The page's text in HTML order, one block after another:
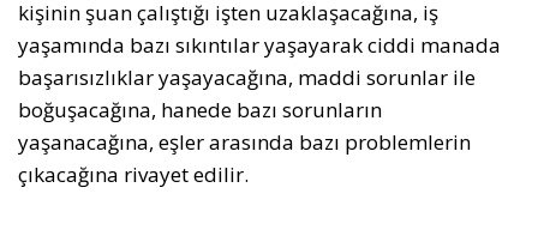
kişinin şuan çalıştığı işten uzaklaşacağına, iş
yaşamında bazı sıkıntılar yaşayarak ciddi manada
başarısızlıklar yaşayacağına, maddi sorunlar ile
boğuşacağına, hanede bazı sorunların
yaşanacağına, eşler arasında bazı problemlerin
çıkacağına rivayet edilir.